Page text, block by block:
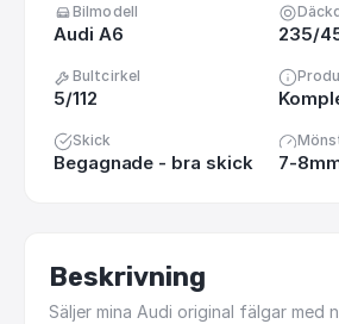
Bilmodell
Audi A6 235/
Bultcirkel
5/112
Skick
Begagnade - bra skick 7-
Beskrivning
Säljer mina Audi original fälgar med